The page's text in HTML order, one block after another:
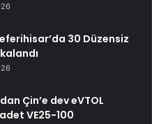
30 Düzensiz
Çin’e dev eVTOL
VE25-100